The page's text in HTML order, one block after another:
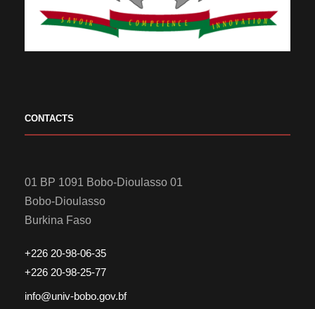
CONTACTS
01 BP 1091 Bobo-Dioulasso 01
Bobo-Dioulasso
Burkina Faso
+226 20-98-06-35
+226 20-98-25-77
info@univ-bobo.gov.bf